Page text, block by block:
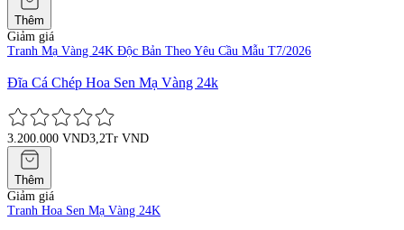
Thêm
Giảm giá
Tranh Mạ Vàng 24K Độc Bản Theo Yêu Cầu Mẫu T7/2026
Đĩa Cá Chép Hoa Sen Mạ Vàng 24k
3.200.000 VND3,2Tr VND
Thêm
Giảm giá
Tranh Hoa Sen Mạ Vàng 24K